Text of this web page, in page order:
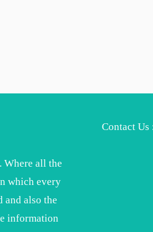
Where all the
which every
and also the
information
Contact Us